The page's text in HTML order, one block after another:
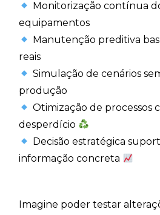
Monitorização contínua
equipamentos
Manutenção preditiva
reais
Simulação de cenários
produção
Otimização de processos
desperdício
Decisão estratégica
informação concreta
Imagine poder testar